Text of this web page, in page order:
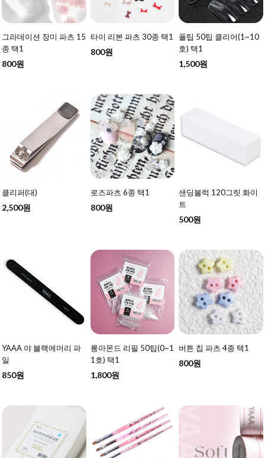
그라데이션 장미 파츠 15
종 택1
800원
타이 리본 파츠 30종 택1
800원
풀팁 50팁 클리어(1~10
호) 택1
1,500원
클리퍼(대)
2,500원
로즈파츠 6종 택1
800원
샌딩블럭 120그릿 화이
트
500원
YAAA 야 블랙에머리 파
일
850원
롱아몬드 리필 50팁(0~1
1호) 택1
1,800원
버튼 칩 파츠 4종 택1
800원